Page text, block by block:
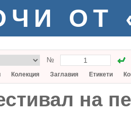
ОТ
№
Колекция Заглавия Етикети
на